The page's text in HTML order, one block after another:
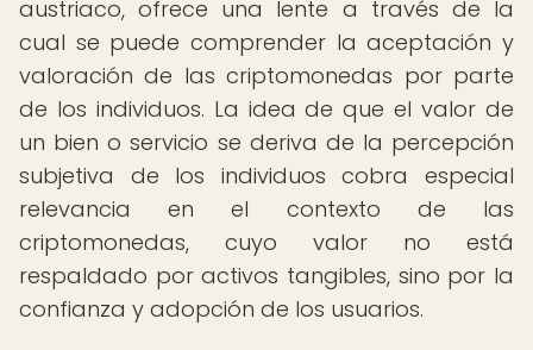
austriaco, ofrece una lente a través de la
cual se puede comprender la aceptación y
valoración de las criptomonedas por parte
de los individuos. La idea de que el valor de
un bien o servicio se deriva de la percepción
subjetiva de los individuos cobra especial
relevancia en el contexto de las
criptomonedas, cuyo valor no está
respaldado por activos tangibles, sino por la
confianza y adopción de los usuarios.